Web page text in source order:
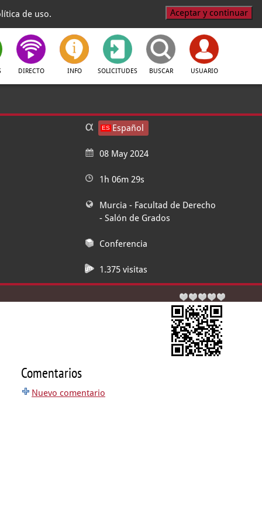
de uso. Aceptar y continuar
DIRECTO INFO SOLICITUDES BUSCAR USUARIO
Español
08 May 2024
1h 06m 29s
Murcia - Facultad de Derecho
- Salón de Grados
Conferencia
1.375 visitas
Comentarios
Nuevo comentario